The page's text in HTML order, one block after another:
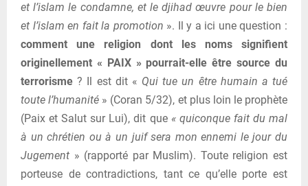
et l’islam le condamne, et le djihad œuvre pour le bien
et l’islam en fait la promotion ». Il y a ici une question :
comment une religion dont les noms signifient
originellement « PAIX » pourrait-elle être source du
terrorisme ? Il est dit « Qui tue un être humain a tué
toute l’humanité » (Coran 5/32), et plus loin le prophète
(Paix et Salut sur Lui), dit que « quiconque fait du mal
à un chrétien ou à un juif sera mon ennemi le jour du
Jugement » (rapporté par Muslim). Toute religion est
porteuse de contradictions, tant ce qu’elle porte est